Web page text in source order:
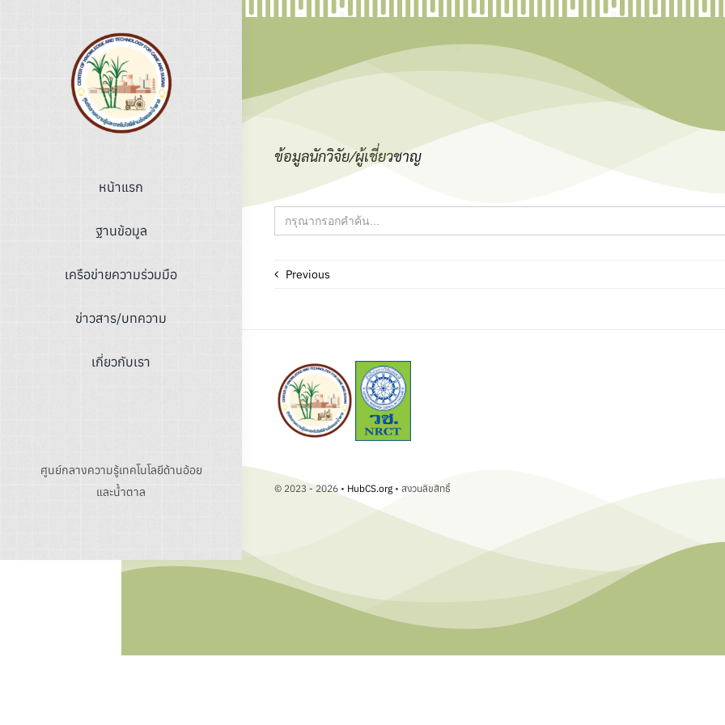
หน้าแรก
ฐานข้อมูล
เครือข่ายความร่วมมือ
ข่าวสาร/บทความ
เกี่ยวกับเรา
ศูนย์กลางความรู้เทคโนโลยีด้านอ้อย
และน้ำตาล
ข้อมูลนักวิจัย/ผู้เชี่ยวชาญ
Search
for:
Previous
© 2023 - 2026 • HubCS.org• สงวนลิขสิทธิ์